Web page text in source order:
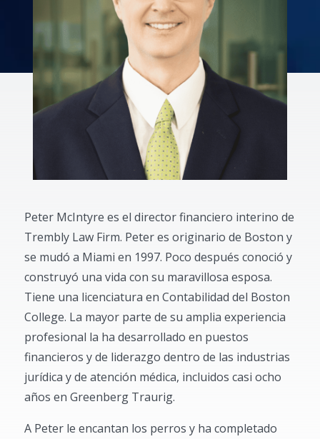
Peter McIntyre es el director financiero interino de
Trembly Law Firm. Peter es originario de Boston y
se mudó a Miami en 1997. Poco después conoció y
construyó una vida con su maravillosa esposa.
Tiene una licenciatura en Contabilidad del Boston
College. La mayor parte de su amplia experiencia
profesional la ha desarrollado en puestos
financieros y de liderazgo dentro de las industrias
jurídica y de atención médica, incluidos casi ocho
años en Greenberg Traurig.
A Peter le encantan los perros y ha completado